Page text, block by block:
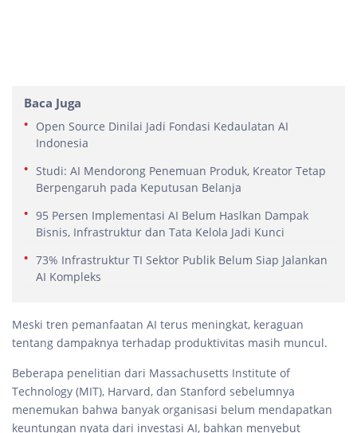
Baca Juga
Open Source Dinilai Jadi Fondasi Kedaulatan AI
Indonesia
Studi: AI Mendorong Penemuan Produk, Kreator Tetap
Berpengaruh pada Keputusan Belanja
95 Persen Implementasi AI Belum Haslkan Dampak
Bisnis, Infrastruktur dan Tata Kelola Jadi Kunci
73% Infrastruktur TI Sektor Publik Belum Siap Jalankan
AI Kompleks
Meski tren pemanfaatan AI terus meningkat, keraguan
tentang dampaknya terhadap produktivitas masih muncul.
Beberapa penelitian dari Massachusetts Institute of
Technology (MIT), Harvard, dan Stanford sebelumnya
menemukan bahwa banyak organisasi belum mendapatkan
keuntungan nyata dari investasi AI, bahkan menyebut